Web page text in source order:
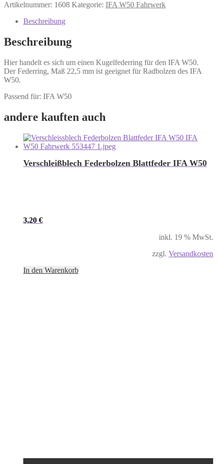
Artikelnummer: 1608 Kategorie: IFA W50 Fahrwerk
Beschreibung
Beschreibung
Hier handelt es sich um einen Kugelfederring für den IFA W50.
Der Federring, Maß 22,5 mm ist geeignet für Radbolzen des IFA
W50.
Passend für: IFA W50
andere kauften auch
Verschleißblech Federbolzen Blattfeder IFA W50
3,20 €
inkl. 19 % MwSt.
zzgl. Versandkosten
In den Warenkorb